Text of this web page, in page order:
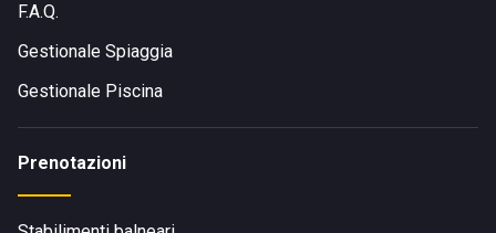
F.A.Q.
Gestionale Spiaggia
Gestionale Piscina
Prenotazioni